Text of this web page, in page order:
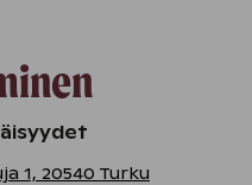
1, 20540 Turku